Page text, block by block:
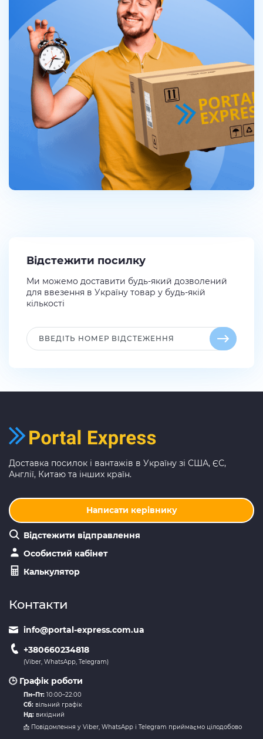
Відстежити посилку
Ми можемо доставити будь-який дозволений
для ввезення в Україну товар у будь-якій
кількості
Доставка посилок і вантажів в Україну зі США, ЄС,
Англії, Китаю та інших країн.
Написати керівнику
Відстежити відправлення
Особистий кабінет
Калькулятор
Контакти
info@portal-express.com.ua
+380660234818
(Viber, WhatsApp, Telegram)
🕒 Графік роботи
Пн–Пт: 10:00–22:00
Сб: вільний графік
Нд: вихідний
📩 Повідомлення у Viber, WhatsApp і Telegram приймаємо цілодобово